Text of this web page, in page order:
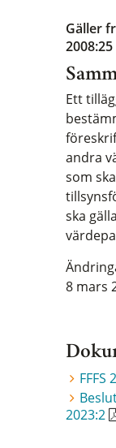
Gäller
2008:25
Ett
andra
som
ska
8 mars
FFFS
2023:2